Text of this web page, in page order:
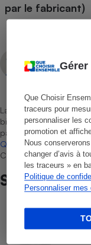
Que Choisir
traceurs pour
personnaliser les
promotion et
Nous
changer d’avis à
les traceurs » en
Politique de
Personnaliser mes
par le fabricant)
Rédacteur
La sélection de
bien que non-
par Bureau Veritas
Que Choisir, il n’existe
Choisir Ensemble et
Sur le même